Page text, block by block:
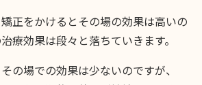
正をかけるとその場の効果は高いの
療効果は段々と落ちていきます。
の場での効果は少ないのですが、